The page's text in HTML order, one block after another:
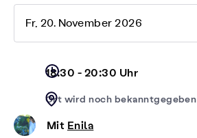
Fr, 20. November 2026
18:30 - 20:30 Uhr
Ort wird noch bekanntgegeben
Mit Enila